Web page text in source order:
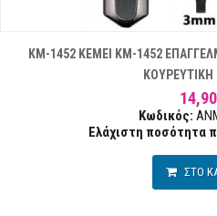
ΚΜ-1452 KEMEI KM-1452
Κωδικός:
Ελάχιστη ποσότητα
ΣΤΟ